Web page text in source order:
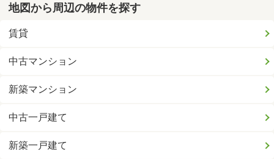
地図から周辺の物件を探す
賃貸
中古マンション
新築マンション
中古一戸建て
新築一戸建て